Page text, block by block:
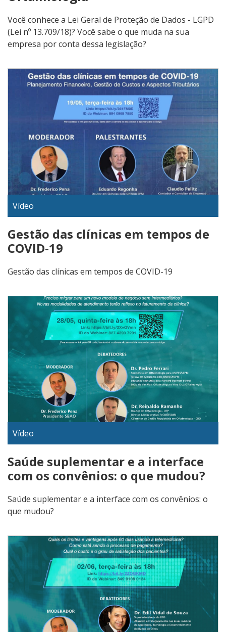
Você conhece a Lei Geral de Proteção de Dados - LGPD
(Lei nº 13.709/18)? Você sabe o que muda na sua
empresa por conta dessa legislação?
Vídeo
Gestão das clínicas em tempos de
COVID-19
Gestão das clínicas em tempos de COVID-19
Vídeo
Saúde suplementar e a interface
com os convênios: o que mudou?
Saúde suplementar e a interface com os convênios: o
que mudou?